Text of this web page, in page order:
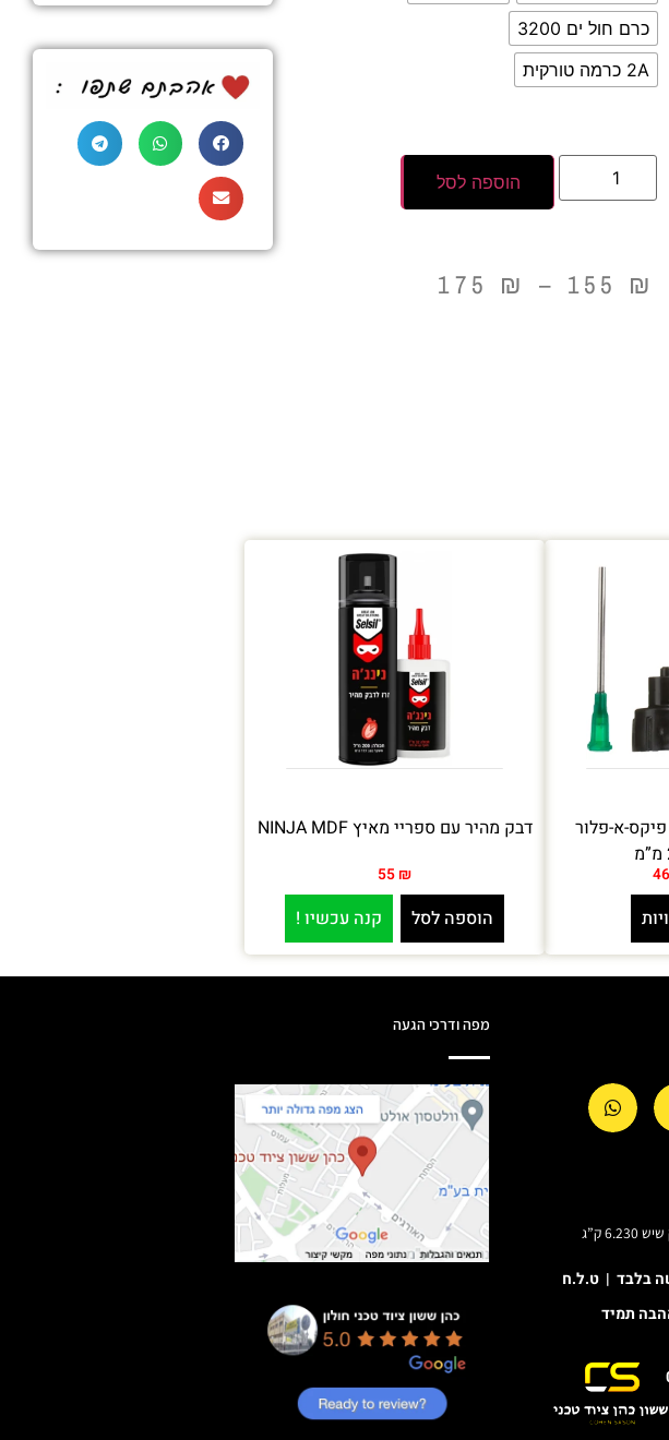
כרם חול ים 3200
2A כרמה טורקית
הוספה לסל
155 ₪
–
175 ₪
א-פלור
46
דבק מהיר עם ספריי מאיץ NINJA MDF
55 ₪
הוספה לסל קנה עכשיו !
בלבד | ט.ל.ח
תמיד
מפה ודרכי הגעה